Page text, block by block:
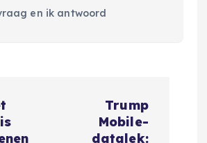
en ik antwoord
Trump
Mobile-
datalek: